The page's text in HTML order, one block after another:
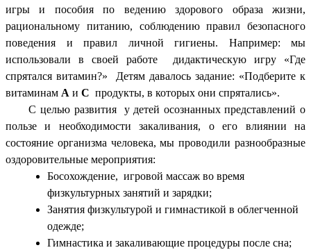
игры и пособия по ведению здорового образа жизни,
рациональному питанию, соблюдению правил безопасного
поведения и правил личной гигиены. Например: мы
использовали в своей работе дидактическую игру «Где
спрятался витамин?» Детям давалось задание: «Подберите к
витаминам А и С продукты, в которых они спрятались».
С целью развития у детей осознанных представлений о
пользе и необходимости закаливания, о его влиянии на
состояние организма человека, мы проводили разнообразные
оздоровительные мероприятия:
Босохождение, игровой массаж во время
физкультурных занятий и зарядки;
Занятия физкультурой и гимнастикой в облегченной
одежде;
Гимнастика и закаливающие процедуры после сна;